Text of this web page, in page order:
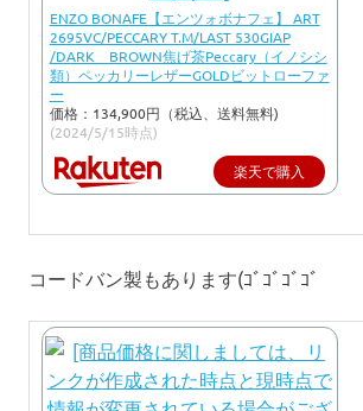
ENZO BONAFE【エンツォボナフェ】 ART
2695VC/PECCARY T.M/LAST 530GIAP
/DARK BROWN焦げ茶Peccary（イノシシ
類）ペッカリーレザーGOLDビットローファ
ー
価格：134,900円（税込、送料無料)
(2024/5/15時点)
楽天で購入
コードバン製もあります(ｺﾞｺﾞｺﾞｺﾞ